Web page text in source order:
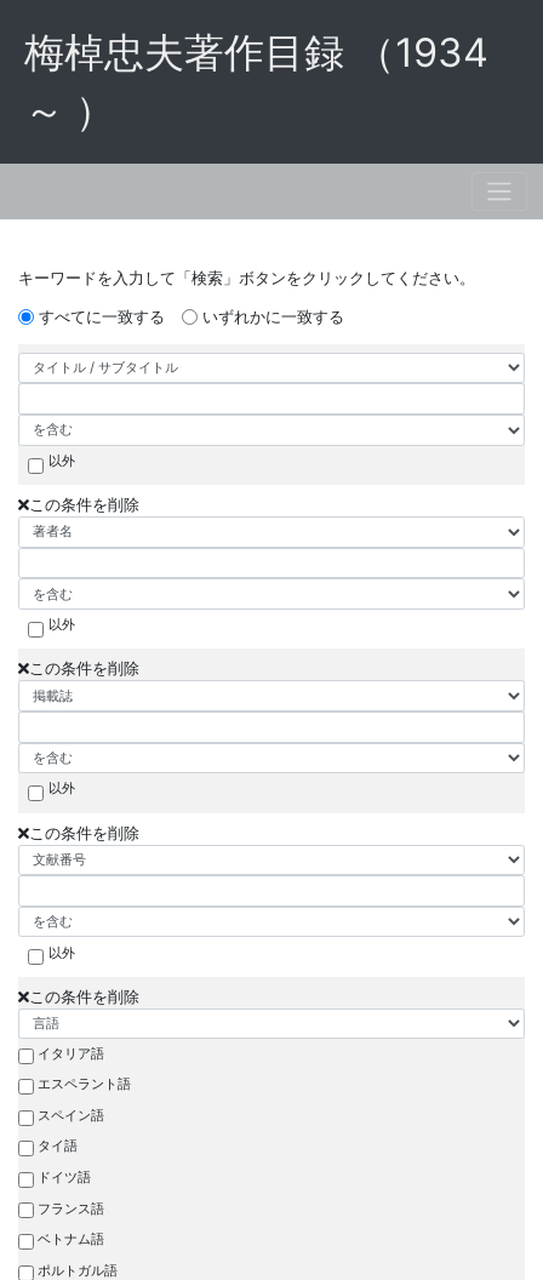
梅棹忠夫著作目録 （1934
～ ）
キーワードを入力して「検索」ボタンをクリックしてください。
すべてに一致する
いずれかに一致する
以外
この条件を削除
以外
この条件を削除
以外
この条件を削除
以外
この条件を削除
イタリア語
エスペラント語
スペイン語
タイ語
ドイツ語
フランス語
ベトナム語
ポルトガル語